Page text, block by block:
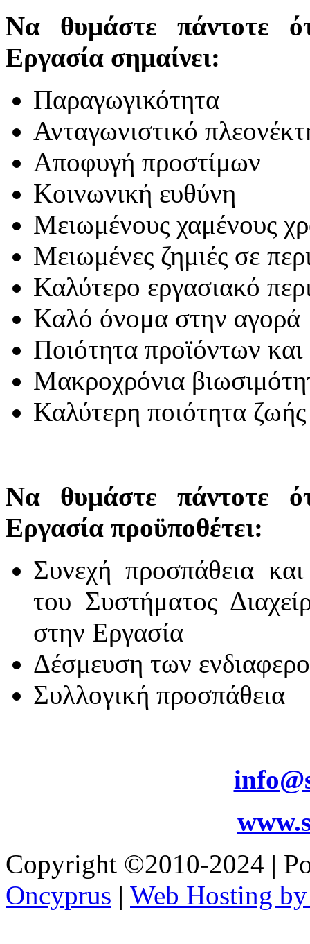
Να θυμάστε πάντοτε
Εργασία σημαίνει:
Παραγωγικότητα
Ανταγωνιστικό
Αποφυγή προστίμων
Κοινωνική ευθύνη
Μειωμένους χαμένους
Μειωμένες ζημιές σε
Καλύτερο εργασιακό
Καλό όνομα στην αγορά
Ποιότητα προϊόντων
Μακροχρόνια
Καλύτερη ποιότητα ζωής
Να θυμάστε πάντοτε
Εργασία προϋποθέτει:
Συνεχή προσπάθεια
του Συστήματος
στην Εργασία
Δέσμευση των
Συλλογική προσπάθεια
Copyright ©2010-2024 |
Oncyprus | Web Hosting